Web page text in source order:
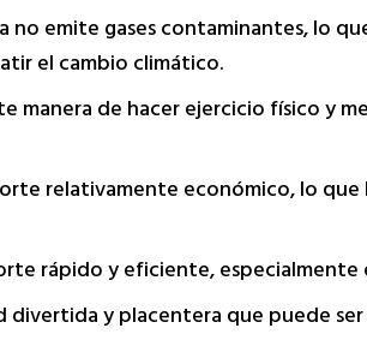
no emite gases contaminantes, lo
el cambio climático.
manera de hacer ejercicio físico y
relativamente económico, lo
rápido y eficiente, especialmente
y placentera que puede